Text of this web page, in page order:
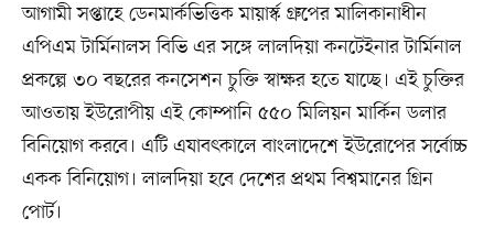
আগামী সপ্তাহে ডেনমার্কভিত্তিক মায়ার্স্ক গ্রুপের মালিকানাধীন
এপিএম টার্মিনালস বিভি এর সঙ্গে লালদিয়া কনটেইনার টার্মিনাল
প্রকল্পে ৩০ বছরের কনসেশন চুক্তি স্বাক্ষর হতে যাচ্ছে। এই চুক্তির
আওতায় ইউরোপীয় এই কোম্পানি ৫৫০ মিলিয়ন মার্কিন ডলার
বিনিয়োগ করবে। এটি এযাবৎকালে বাংলাদেশে ইউরোপের সর্বোচ্চ
একক বিনিয়োগ। লালদিয়া হবে দেশের প্রথম বিশ্বমানের গ্রিন
পোর্ট।